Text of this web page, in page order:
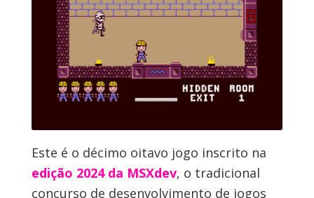
Este é o décimo oitavo jogo inscrito na
edição 2024 da MSXdev, o tradicional
concurso de desenvolvimento de jogos